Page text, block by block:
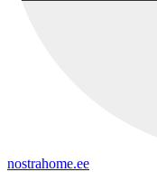
nostrahome.ee